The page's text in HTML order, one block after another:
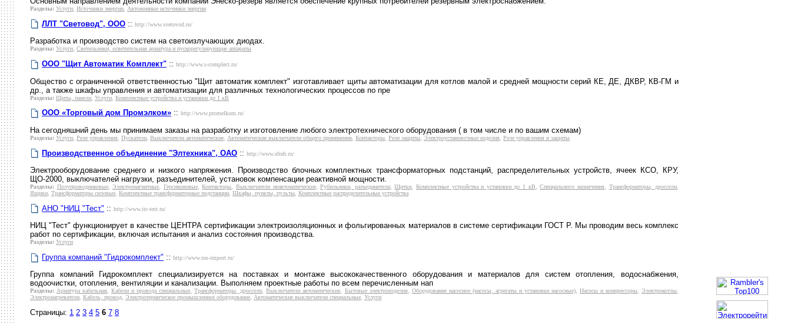
Разделы: Услуги Источники энергии Автономные источники энергии
ЛЛТ "Световод", ООО :: http://www.svetovod.ru/
Разработка и производство систем на светоизлучающих диодах.
Разделы: Услуги, Светильники, осветительная арматура и пускорегулирующие аппараты
ООО "Щит Автоматик Комплект" :: http://www.s-complect.ru/
Общество с ограниченной ответственностью "Щит автоматик комплект" изготавливает щиты автоматизации для котлов малой и средней мощности серий КЕ, ДЕ, ДКВР, КВ-ГМ и
др., а также шкафы управления и автоматизации для различных технологических процессов по пре
Разделы: Щиты, панели Услуги Комплектные устройства и установки до 1 кВ
ООО «Торговый дом Промэлком» :: http://www.promelkom.ru/
На сегодняшний день мы принимаем заказы на разработку и изготовление любого электротехнического оборудования ( в том числе и по вашим схемам)
Разделы: Услуги Реле управления Пускатели Выключатели автоматические Автоматические выключатели общего применения Контакторы Реле защиты Электроустановочные изделия Реле управления и защиты
Производственное объединение "Элтехника", ОАО :: http://www.elteh.ru/
Электрооборудование среднего и низкого напряжения. Производство блочных комплектных трансформаторных подстанций, распределительных устройств, ячеек КСО, КРУ,
ЩО-2000, выключателей нагрузки, разъединителей, установок компенсации реактивной мощности.
Разделы: Полупроводниковые,Электромагнитные Герсиконовые,Контакторы ,Выключатели неавтоматические,Рубильники, разъединители,Щитки ,Комплектные устройства и установки до 1 кВ ,Специального назначения Трансформаторы, дроссели
Ящики Трансформаторы силовые Комплектные трансформаторные подстанции Шкафы, пункты, пульты Комплектные распределительные устройства
АНО "НИЦ "Тест" :: http://www.itc-test.ru/
НИЦ "Тест" функционирует в качестве ЦЕНТРА сертификации электроизоляционных и фольгированных материалов в системе сертификации ГОСТ Р. Мы проводим весь комплекс
работ по сертификации, включая испытания и анализ состояния производства.
Разделы: Услуги
Группа компаний "Гидрокомплект" :: http://www.rus-import.ru/
Группа компаний Гидрокомплект специализируется на поставках и монтаже высококачественного оборудования и материалов для систем отопления, водоснабжения,
водоочистки, отопления, вентиляции и канализации. Выполняем проектные работы по всем перечисленным нап
Разделы: Арматура кабельная,Кабели и провода специальные,Трансформаторы, дроссели,Выключатели автоматические, Бытовые электроизделия, Оборудование насосное (насосы, агрегаты и установки насосные), Насосы и компрессоры,Электрокотлы,
Электронагреватели, Кабель, провод, Электротермическое промышленное оборудование, Автоматические выключатели специальные, Услуги
Страницы: 1 2 3 4 5 6 7 8